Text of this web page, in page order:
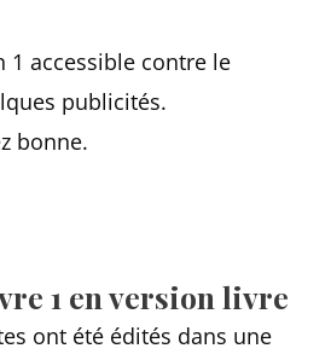
1 accessible contre le
publicités.
bonne.
1 en version livre
ont été édités dans une